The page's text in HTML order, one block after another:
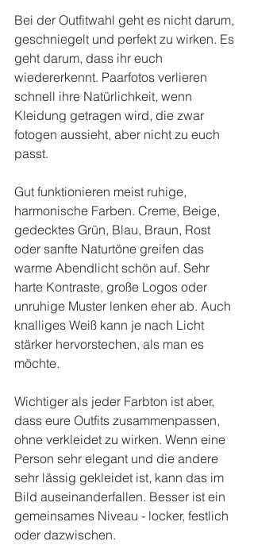
Bei der Outfitwahl geht es nicht darum,
geschniegelt und perfekt zu wirken. Es
geht darum, dass ihr euch
wiedererkennt. Paarfotos verlieren
schnell ihre Natürlichkeit, wenn
Kleidung getragen wird, die zwar
fotogen aussieht, aber nicht zu euch
passt.
Gut funktionieren meist ruhige,
harmonische Farben. Creme, Beige,
gedecktes Grün, Blau, Braun, Rost
oder sanfte Naturtöne greifen das
warme Abendlicht schön auf. Sehr
harte Kontraste, große Logos oder
unruhige Muster lenken eher ab. Auch
knalliges Weiß kann je nach Licht
stärker hervorstechen, als man es
möchte.
Wichtiger als jeder Farbton ist aber,
dass eure Outfits zusammenpassen,
ohne verkleidet zu wirken. Wenn eine
Person sehr elegant und die andere
sehr lässig gekleidet ist, kann das im
Bild auseinanderfallen. Besser ist ein
gemeinsames Niveau - locker, festlich
oder dazwischen.